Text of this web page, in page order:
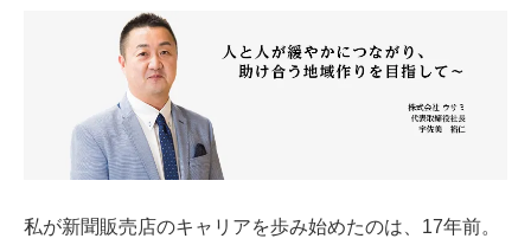
私が新聞販売店のキャリアを歩み始めたのは、17年前。